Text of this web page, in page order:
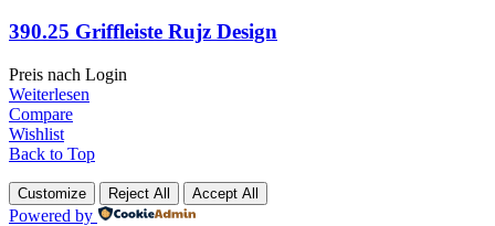
390.25 Griffleiste Rujz Design
Preis nach Login
Weiterlesen
Compare
Wishlist
Back to Top
Customize Reject All Accept All
Powered by